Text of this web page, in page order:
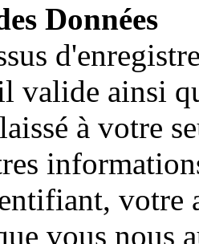
Données
valide ainsi
à votre
votre
vous nous